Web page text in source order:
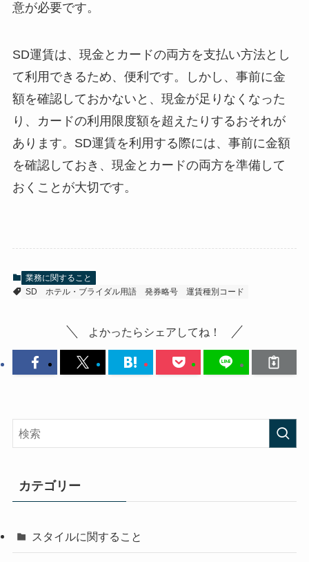
意が必要です。
SD運賃は、現金とカードの両方を支払い方法とし
て利用できるため、便利です。しかし、事前に金
額を確認しておかないと、現金が足りなくなった
り、カードの利用限度額を超えたりするおそれが
あります。SD運賃を利用する際には、事前に金額
を確認しておき、現金とカードの両方を準備して
おくことが大切です。
業務に関すること
SD
ホテル・ブライダル用語 発券略号 運賃種別コード
よかったらシェアしてね！
カテゴリー
スタイルに関すること